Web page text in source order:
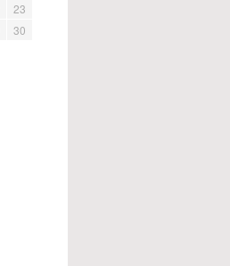
23
30